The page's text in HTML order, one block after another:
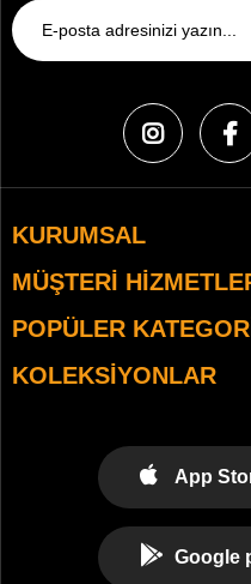
KURUMSAL
MÜŞTERI
POPÜLER
KOLEKSIYONLAR
App
Google